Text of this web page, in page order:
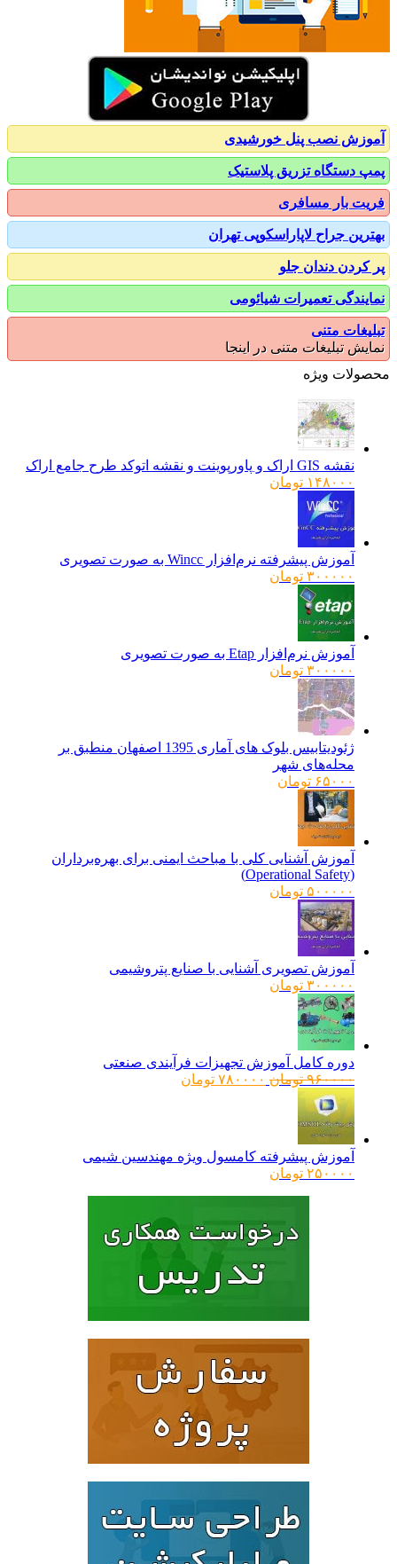
نصب پنل خورشیدی
دستگاه تزریق پلاستیک
بار مسافری
جراح لاپاراسکوپی تهران
دندان جلو
تعمیرات شیائومی
متنی
تبلیغات متنی در اینجا
ویژه
نقشه GIS اراک و پاورپوینت و نقشه اتوکد طرح جامع اراک
۱۴۸۰۰۰ تومان
آموزش پیشرفته نرم‌افزار Wincc به صورت تصویری
۳۰۰۰۰۰ تومان
آموزش نرم‌افزار Etap به صورت تصویری
۳۰۰۰۰۰ تومان
ژئودیتابیس بلوک های آماری 1395 اصفهان منطبق بر
محله‌های شهر
۶۵۰۰۰ تومان
آموزش آشنایی کلی با مباحث ایمنی برای بهره‌برداران
۵۰۰۰۰۰ تومان
آموزش تصویری آشنایی با صنایع پتروشیمی
۳۰۰۰۰۰ تومان
دوره کامل آموزش تجهیزات فرآیندی صنعتی
۹۶۰۰۰۰ تومانقیمت
۷۸۰۰۰۰ تومانقیمت
آموزش پیشرفته کامسول ویژه مهندسین شیمی
۲۵۰۰۰۰ تومان